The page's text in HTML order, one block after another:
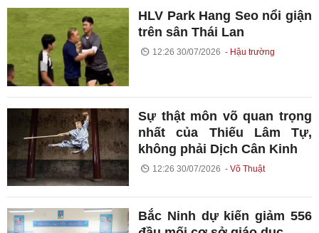
HLV Park Hang Seo nổi giận
trên sân Thái Lan
12:26 30/07/2026 Hậu trường
Sự thật môn võ quan trọng
nhất của Thiếu Lâm Tự,
không phải Dịch Cân Kinh
12:26 30/07/2026 Võ Thuật
Bắc Ninh dự kiến giảm 556